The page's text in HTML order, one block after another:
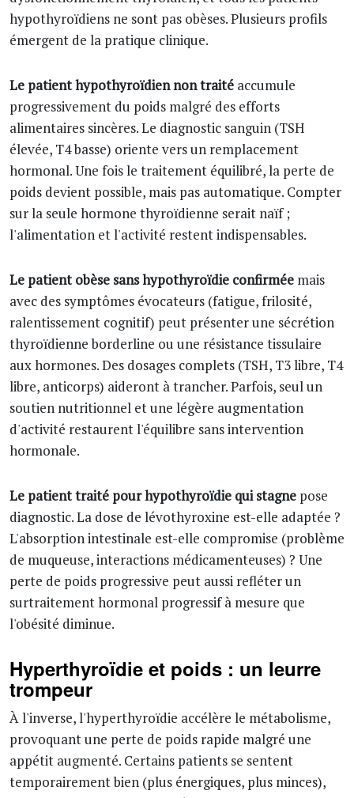
hypothyroïdiens ne sont pas obèses. Plusieurs profils
émergent de la pratique clinique.
Le patient hypothyroïdien non traité accumule
progressivement du poids malgré des efforts
alimentaires sincères. Le diagnostic sanguin (TSH
élevée, T4 basse) oriente vers un remplacement
hormonal. Une fois le traitement équilibré, la perte de
poids devient possible, mais pas automatique. Compter
sur la seule hormone thyroïdienne serait naïf ;
l'alimentation et l'activité restent indispensables.
Le patient obèse sans hypothyroïdie confirmée mais
avec des symptômes évocateurs (fatigue, frilosité,
ralentissement cognitif) peut présenter une sécrétion
thyroïdienne borderline ou une résistance tissulaire
aux hormones. Des dosages complets (TSH, T3 libre, T4
libre, anticorps) aideront à trancher. Parfois, seul un
soutien nutritionnel et une légère augmentation
d'activité restaurent l'équilibre sans intervention
hormonale.
Le patient traité pour hypothyroïdie qui stagne pose
diagnostic. La dose de lévothyroxine est-elle adaptée ?
L'absorption intestinale est-elle compromise (problème
de muqueuse, interactions médicamenteuses) ? Une
perte de poids progressive peut aussi refléter un
surtraitement hormonal progressif à mesure que
l'obésité diminue.
Hyperthyroïdie et poids : un leurre
trompeur
À l'inverse, l'hyperthyroïdie accélère le métabolisme,
provoquant une perte de poids rapide malgré une
appétit augmenté. Certains patients se sentent
temporairement bien (plus énergiques, plus minces),